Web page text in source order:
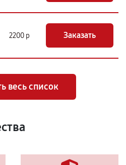
2200 р Заказать
весь список